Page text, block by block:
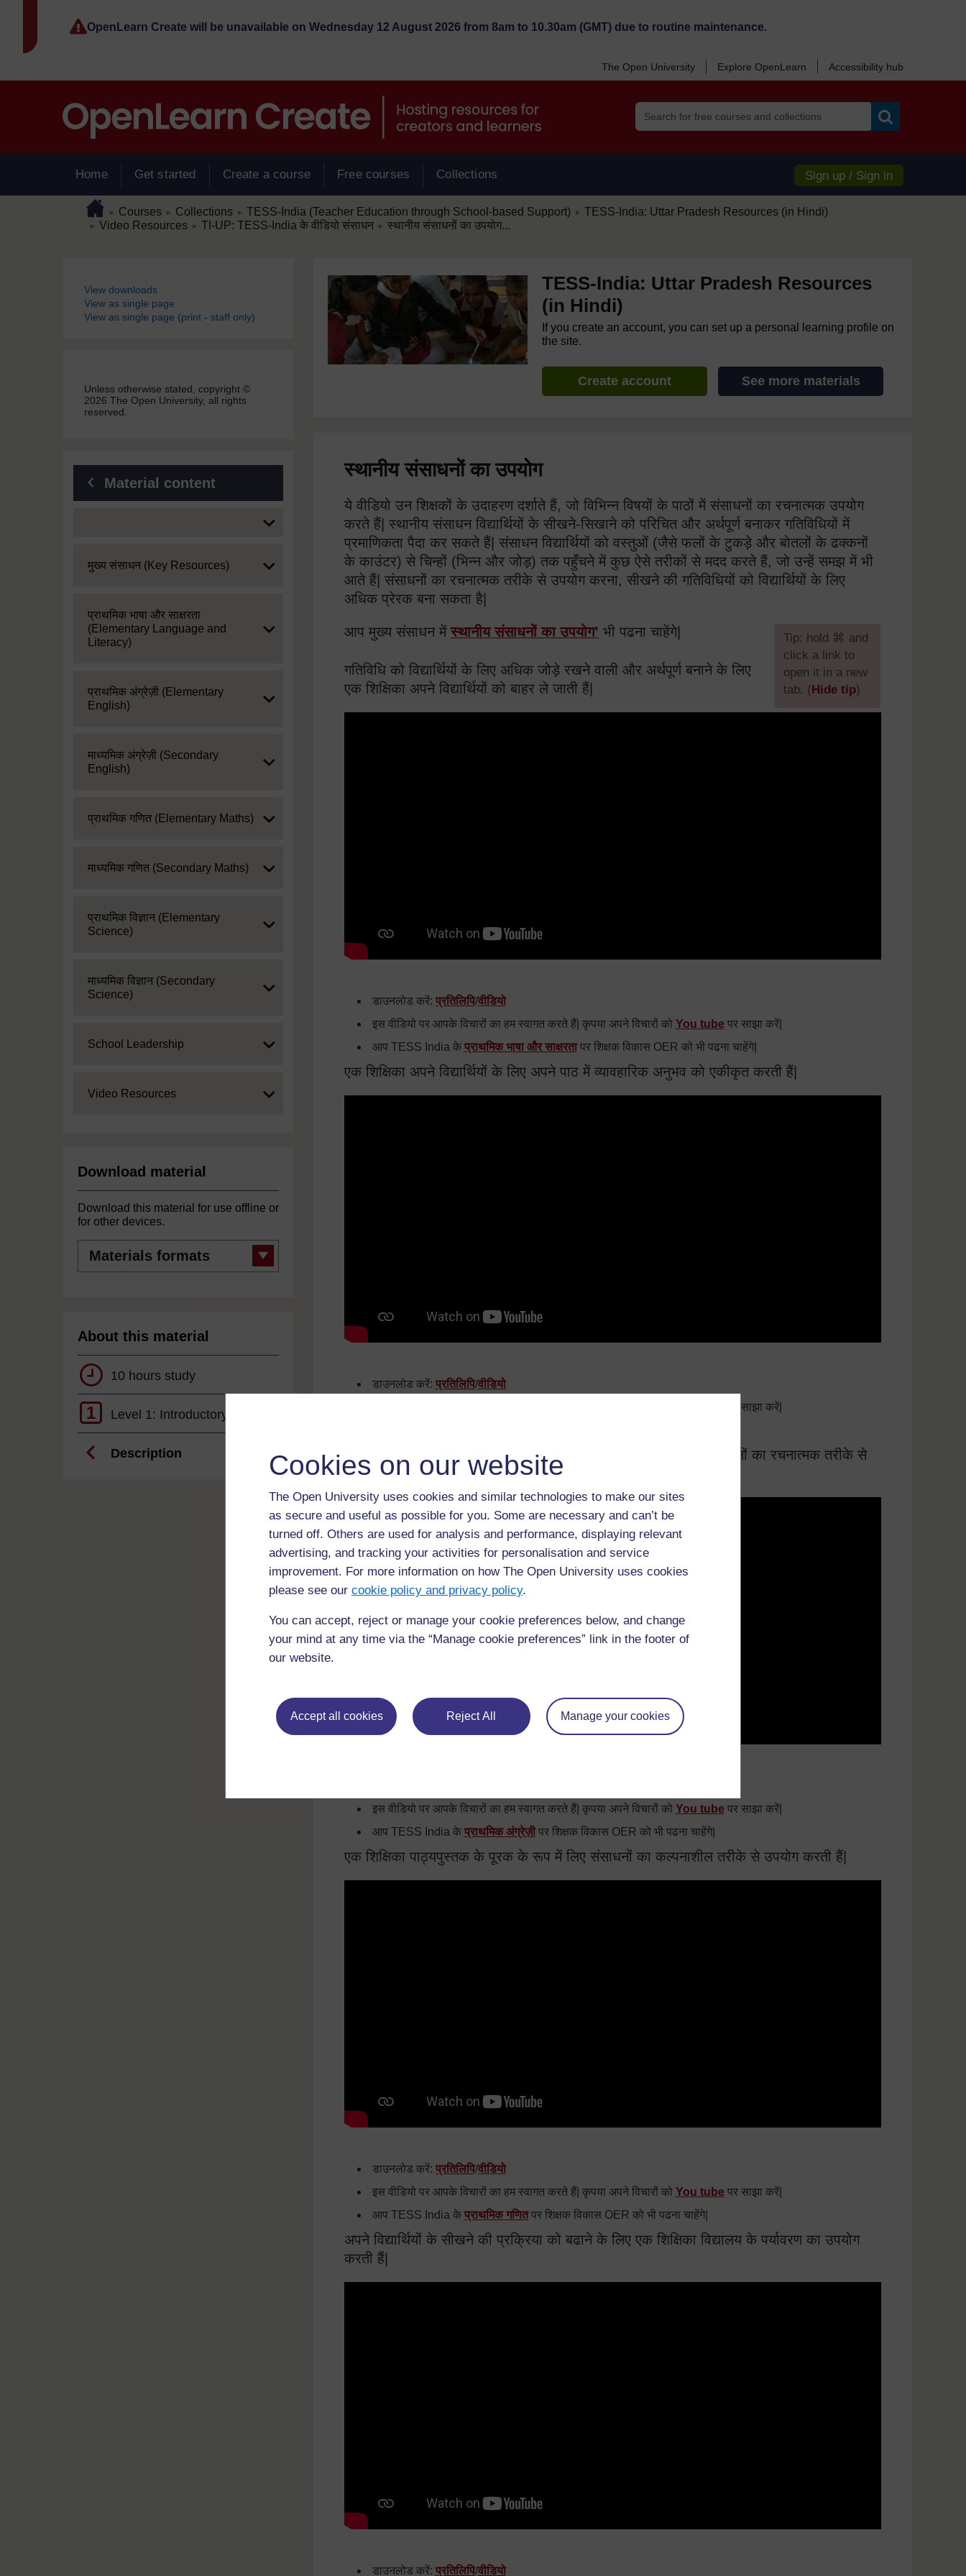
Cookies on our website
The Open University uses cookies and similar technologies to make our sites
as secure and useful as possible for you. Some are necessary and can’t be
turned off. Others are used for analysis and performance, displaying relevant
advertising, and tracking your activities for personalisation and service
improvement. For more information on how The Open University uses cookies
please see our cookie policy and privacy policy.
You can accept, reject or manage your cookie preferences below, and change
your mind at any time via the “Manage cookie preferences” link in the footer of
our website.
Accept all cookies Reject All Manage your cookies
OpenLearn Create will be unavailable on Wednesday 12 August 2026 from 8am to 10.30am (GMT) due to routine maintenance.
The Open University Explore OpenLearn Accessibility hub
Home Get started Create a course Free courses Collections Sign up / Sign in
Page pathHome
► Courses ► Collections ► TESS-India (Teacher Education through School-based Support) ► TESS-India: Uttar Pradesh Resources (in Hindi)
► Video Resources ► TI-UP: TESS-India के वीडियो संसाधन ► स्थानीय संसाधनों का उपयोग...
View downloads
View as single page
View as single page (print - staff only)
Unless otherwise stated, copyright ©
2026 The Open University, all rights
reserved.
Material content
Expand
मुख्य संसाधन (Key Resources)
Expand
प्राथमिक भाषा और साक्षरता
(Elementary Language and
Literacy)
Expand
प्राथमिक अंग्रेज़ी (Elementary
English)
Expand
माध्यमिक अंग्रेज़ी (Secondary
English)
Expand
प्राथमिक गणित (Elementary Maths)
Expand
माध्यमिक गणित (Secondary Maths)
Expand
प्राथमिक विज्ञान (Elementary
Science)
Expand
माध्यमिक विज्ञान (Secondary
Science)
Expand
School Leadership
Expand
Video Resources
Download material
Download this material for use offline or
for other devices.
formats
About this material
10 hours study
1 Level 1: Introductory
Description
TESS-India: Uttar Pradesh Resources
(in Hindi)
If you create an account, you can set up a personal learning profile on
the site.
Create account See more materials
स्थानीय संसाधनों का उपयोग
ये वीडियो उन शिक्षकों के उदाहरण दर्शाते हैं, जो विभिन्न विषयों के पाठों में संसाधनों का रचनात्मक उपयोग
करते हैं| स्थानीय संसाधन विद्यार्थियों के सीखने-सिखाने को परिचित और अर्थपूर्ण बनाकर गतिविधियों में
प्रमाणिकता पैदा कर सकते हैं| संसाधन विद्यार्थियों को वस्तुओं (जैसे फलों के टुकड़े और बोतलों के ढक्कनों
के काउंटर) से चिन्हों (भिन्न और जोड़) तक पहुँचने में कुछ ऐसे तरीकों से मदद करते हैं, जो उन्हें समझ में भी
आते हैं| संसाधनों का रचनात्मक तरीके से उपयोग करना, सीखने की गतिविधियों को विद्यार्थियों के लिए
अधिक प्रेरक बना सकता है|
आप मुख्य संसाधन मेंस्थानीय संसाधनों का उपयोग’ [Tip: hold ⌘ and
click a link to
open it in a new
tab. (Hide tip)
]
भी पढना चाहेंगे|
गतिविधि को विद्यार्थियों के लिए अधिक जोड़े रखने वाली और अर्थपूर्ण बनाने के लिए
एक शिक्षिका अपने विद्यार्थियों को बाहर ले जाती हैं|
डाउनलोड करें: प्रतिलिपि/वीडियो
इस वीडियो पर आपके विचारों का हम स्वागत करते हैं| कृपया अपने विचारों को You tube पर साझा करें|
आप TESS India के प्राथमिक भाषा और साक्षरतापर शिक्षक विकास OER को भी पढना चाहेंगे|
एक शिक्षिका अपने विद्यार्थियों के लिए अपने पाठ में व्यावहारिक अनुभव को एकीकृत करती हैं|
डाउनलोड करें: प्रतिलिपि/वीडियो
पर साझा करें|
अपनी अंग्रेज़ी की कक्षा को बेहतर करने के लिए एक शिक्षिका प्राकृतिक संसाधनों का रचनात्मक तरीके से
उपयोग करती हैं|
इस वीडियो पर आपके विचारों का हम स्वागत करते हैं| कृपया अपने विचारों को You tube पर साझा करें|
आप TESS India के प्राथमिक अंग्रेज़ीपर शिक्षक विकास OER को भी पढना चाहेंगे|
एक शिक्षिका पाठ्यपुस्तक के पूरक के रूप में लिए संसाधनों का कल्पनाशील तरीके से उपयोग करती हैं|
डाउनलोड करें: प्रतिलिपि/वीडियो
इस वीडियो पर आपके विचारों का हम स्वागत करते हैं| कृपया अपने विचारों को You tube पर साझा करें|
आप TESS India के प्राथमिक गणितपर शिक्षक विकास OER को भी पढना चाहेंगे|
अपने विद्यार्थियों के सीखने की प्रक्रिया को बढाने के लिए एक शिक्षिका विद्यालय के पर्यावरण का उपयोग
करती हैं|
डाउनलोड करें: प्रतिलिपि/वीडियो